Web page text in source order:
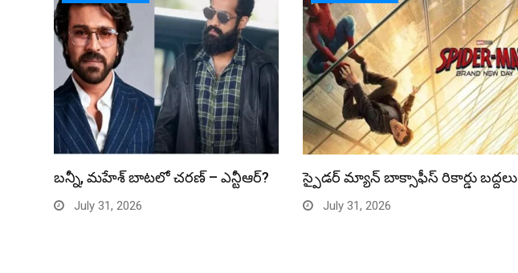
బన్నీ, మహేశ్ బాటలో చరణ్ – ఎన్టీఆర్?
July 31, 2026
స్పైడర్ మ్యాన్ బాక్సాఫీస్ రికార్డు బద్దలు
July 31, 2026